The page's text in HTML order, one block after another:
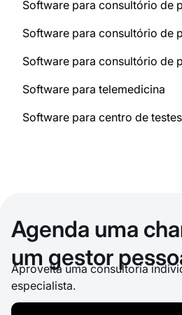
Software para consultório de
Software para consultório de
Software para consultório de
Software para telemedicina
Software para centro de testes
Agenda uma
um gestor
Aproveita uma consultoria
especialista.